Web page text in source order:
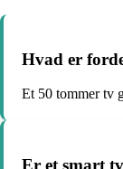
Hvad er
Et 50 tommer tv
Er et smart